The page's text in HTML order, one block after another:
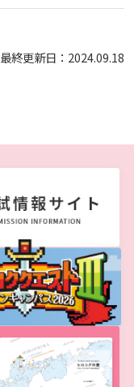
最終更新日：2024.09.18